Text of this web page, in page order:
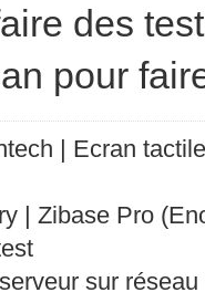
des
pour
| Ecran
| Zibase Pro
sur